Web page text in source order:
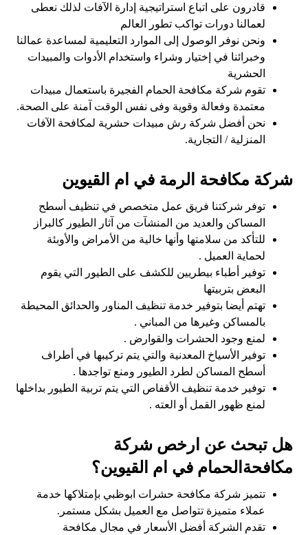
قادرون على اتباع استراتيجية إدارة الآفات لذلك نعطى
لعمالنا دورات تواكب تطور العالم
ونحن نوفر الوصول إلى الموارد التعليمية لمساعدة عمالنا
وخبرائنا في إختيار وشراء واستخدام الأدوات والمبيدات
الحشرية
تقوم شركة مكافحة الحمام الفجيرة باستعمال مبيدات
معتمدة وفعالة وقوية وفى نفس الوقت آمنة على الصحة.
نحن أفضل شركة رش مبيدات حشرية لمكافحة الآفات
المنزلية / التجارية.
شركة مكافحة الرمة في ام القيوين
توفر شركتنا فريق عمل متخصص في تنظيف أسطح
المساكن والعديد من المنشآت من آثار الطيور كالبراز
للتأكد من سلامتها وأنها خالية من الأمراض والأوبئة
لحماية العميل .
توفير أطباء بيطريين للكشف على الطيور التي يقوم
البعض بتربيتها
تهتم أيضا بتوفير خدمة تنظيف المناور والحدائق المحيطة
بالمساكن وغيرها من المباني .
لمنع وجود الحشرات والقوارض .
توفير الأسياخ المعدنية والتي يتم تركيبها في أطراف
أسطح المساكن لطرد الطيور ومنع تواجدها .
توفير خدمة تنظيف الأقفاص التي يتم تربية الطيور بداخلها
لمنع ظهور القمل أو العته .
هل تبحث عن ارخص شركة
مكافحةالحمام في ام القيوين؟
تتميز شركة مكافحة حشرات ابوظبي بإمتلاكها خدمة
عملاء متميزة تتواصل مع العميل بشكل مستمر.
تقدم الشركة أفضل الأسعار في مجال مكافحة